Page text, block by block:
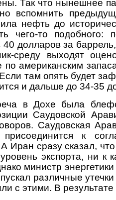
Так что нынешнее
вспомнить
нефть до
чего-то
40 долларов за
среду выходят
американским
там опять будет
и дальше до 34-35
в Дохе была
Саудовской
Саудовская
к
Иран сразу сказал,
экспорта, ни к
министр
различные
с этими. В